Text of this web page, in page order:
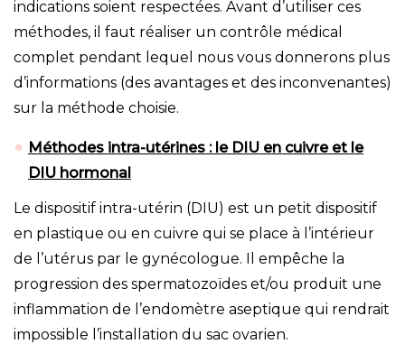
indications soient respectées. Avant d’utiliser ces
méthodes, il faut réaliser un contrôle médical
complet pendant lequel nous vous donnerons plus
d’informations (des avantages et des inconvenantes)
sur la méthode choisie.
Méthodes intra-utérines : le DIU en cuivre et le
DIU hormonal
Le dispositif intra-utérin (DIU) est un petit dispositif
en plastique ou en cuivre qui se place à l’intérieur
de l’utérus par le gynécologue. Il empêche la
progression des spermatozoïdes et/ou produit une
inflammation de l’endomètre aseptique qui rendrait
impossible l’installation du sac ovarien.